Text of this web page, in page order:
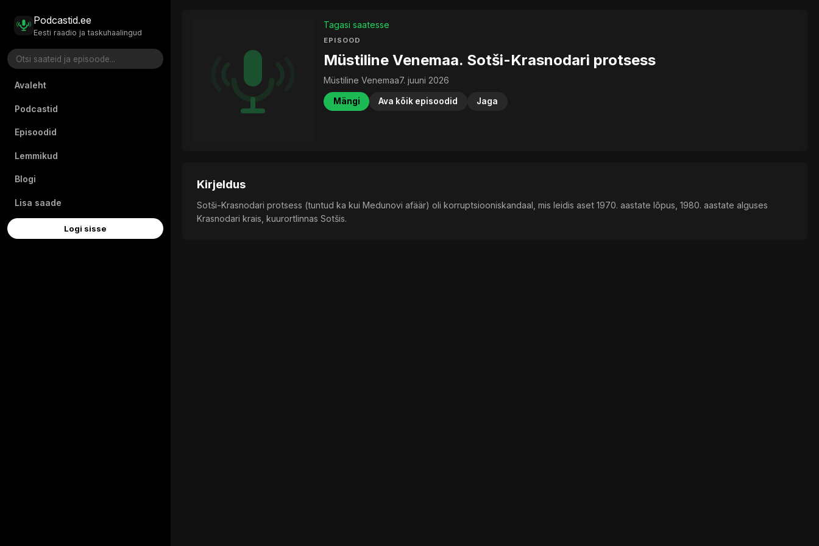
Podcastid.ee
Eesti raadio ja taskuhaalingud
Avaleht
Podcastid
Episoodid
Lemmikud
Blogi
Lisa saade
Logi sisse
Tagasi saatesse
EPISOOD
Müstiline Venemaa. Sotši-Krasnodari protsess
Müstiline Venemaa7. juuni 2026
Mängi Ava kõik episoodid Jaga
Kirjeldus
Sotši-Krasnodari protsess (tuntud ka kui Medunovi afäär) oli korruptsiooniskandaal, mis leidis aset 1970. aastate lõpus, 1980. aastate alguses
Krasnodari krais, kuurortlinnas Sotšis.